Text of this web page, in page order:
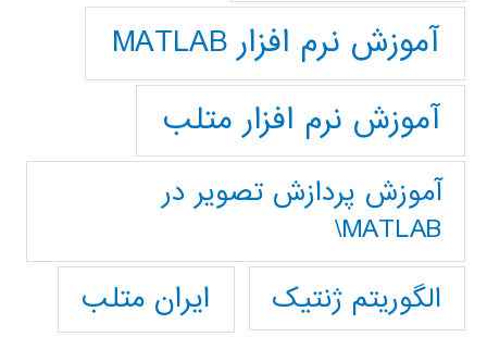
آموزش نرم افزار MATLAB
آموزش نرم افزار متلب
آموزش پردازش تصوير در
MATLAB\
الگوریتم ژنتیک
ایران متلب